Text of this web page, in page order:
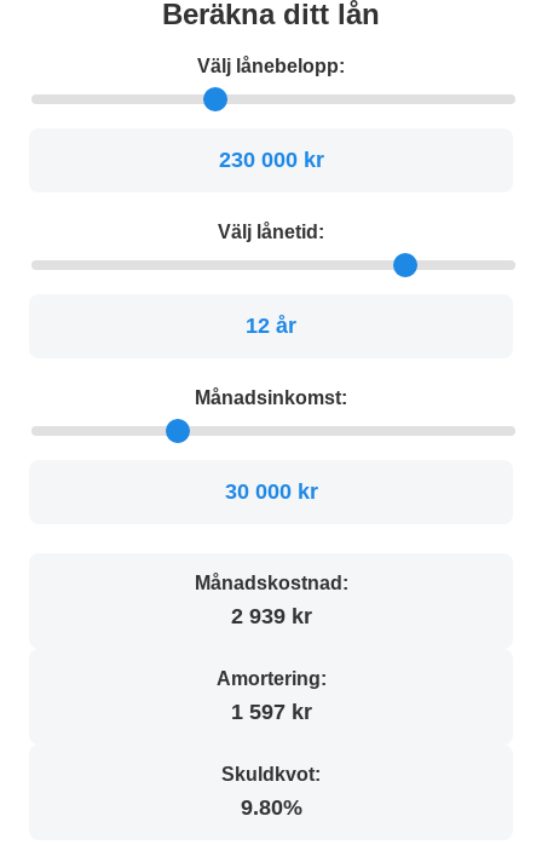
Beräkna ditt lån
Välj lånebelopp:
230 000 kr
Välj lånetid:
12 år
Månadsinkomst:
30 000 kr
Månadskostnad:
2 939 kr
Amortering:
1 597 kr
Skuldkvot:
9.80%